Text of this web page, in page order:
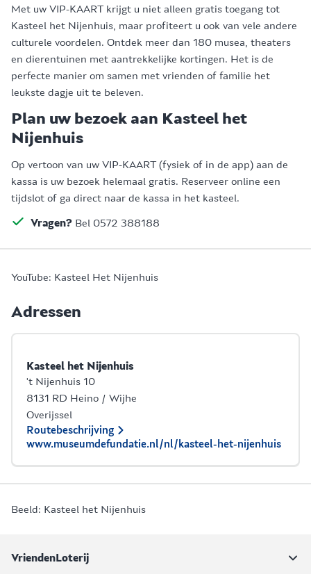
Met uw VIP-KAART krijgt u niet alleen gratis toegang tot
Kasteel het Nijenhuis, maar profiteert u ook van vele andere
culturele voordelen. Ontdek meer dan 180 musea, theaters
en dierentuinen met aantrekkelijke kortingen. Het is de
perfecte manier om samen met vrienden of familie het
leukste dagje uit te beleven.
Plan uw bezoek aan Kasteel het
Nijenhuis
Op vertoon van uw VIP-KAART (fysiek of in de app) aan de
kassa is uw bezoek helemaal gratis. Reserveer online een
tijdslot of ga direct naar de kassa in het kasteel.
Vragen? Bel 0572 388188
YouTube: Kasteel Het Nijenhuis
Adressen
Kasteel het Nijenhuis
't Nijenhuis 10
8131 RD Heino / Wijhe
Overijssel
Routebeschrijving
www.museumdefundatie.nl/nl/kasteel-het-nijenhuis
Beeld: Kasteel het Nijenhuis
VriendenLoterij